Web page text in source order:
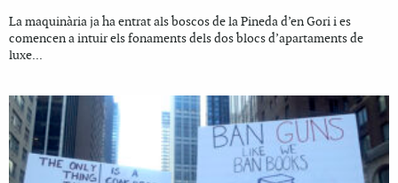
La maquinària ja ha entrat als boscos de la Pineda d’en Gori i es
comencen a intuir els fonaments dels dos blocs d’apartaments de
luxe...